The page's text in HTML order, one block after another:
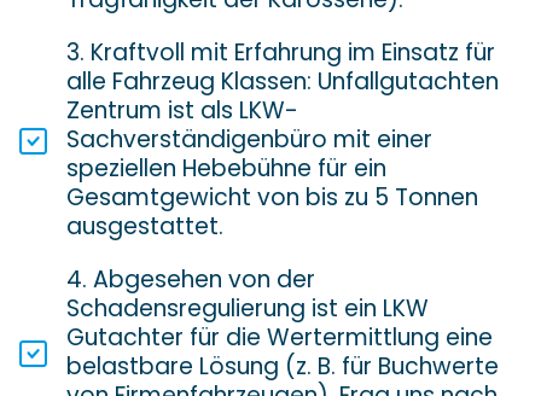
3. Kraftvoll mit Erfahrung im Einsatz für
alle Fahrzeug Klassen: Unfallgutachten
Zentrum ist als LKW-
Sachverständigenbüro mit einer
speziellen Hebebühne für ein
Gesamtgewicht von bis zu 5 Tonnen
ausgestattet.
4. Abgesehen von der
Schadensregulierung ist ein LKW
Gutachter für die Wertermittlung eine
belastbare Lösung (z. B. für Buchwerte